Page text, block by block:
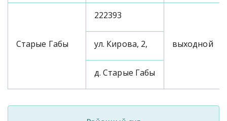
Старые Габы
222393
выходной
ул. Кирова, 2,
д. Старые Габы